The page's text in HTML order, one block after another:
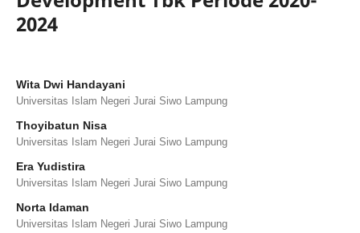
2024
Wita Dwi Handayani
Universitas Islam Negeri Jurai Siwo Lampung
Thoyibatun Nisa
Universitas Islam Negeri Jurai Siwo Lampung
Era Yudistira
Universitas Islam Negeri Jurai Siwo Lampung
Norta Idaman
Universitas Islam Negeri Jurai Siwo Lampung